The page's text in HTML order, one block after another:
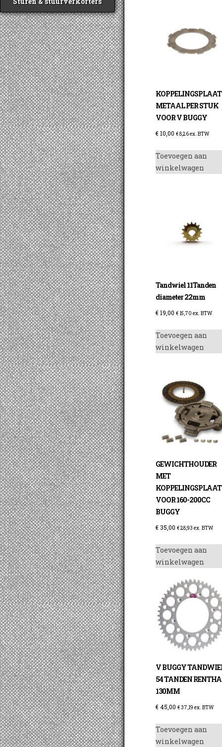
KOPPELINGSPLAAT
METAAL PER STUK
VOOR V BUGGY
€10,00 €8,26ex. BTW
Toevoegen aan
winkelwagen
Tandwiel 11Tanden
diameter 22mm
€19,00 € 15,70 ex. BTW
Toevoegen aan
winkelwagen
GEWICHTHOUDER
MET
KOPPELINGSPLAAT
VOOR 160-200CC
BUGGY
€ 35,00 €28,93 ex. BTW
Toevoegen aan
winkelwagen
V BUGGY
54 TANDEN
130MM
€45,00 €37,19 ex. BTW
Toevoegen aan
winkelwagen